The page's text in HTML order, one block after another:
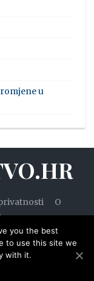
u
O
pridržana.
you the best
to use this site we
with it.